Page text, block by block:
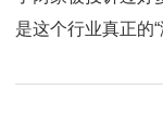
是这个行业真正的